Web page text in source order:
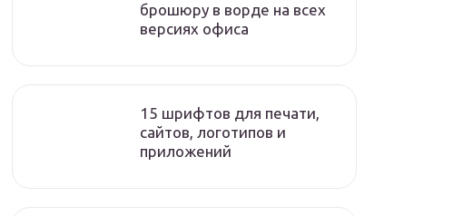
брошюру в ворде на всех
версиях офиса
15 шрифтов для печати,
сайтов, логотипов и
приложений